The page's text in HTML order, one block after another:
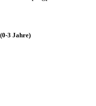
3 Jahre)